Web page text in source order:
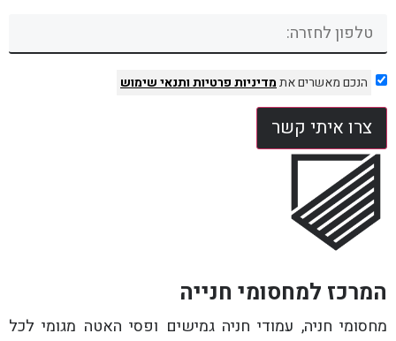
הנכם מאשרים אתמדיניות פרטיותותנאי שימוש
צרו איתי קשר
המרכז למחסומי חנייה
מחסומי חניה, עמודי חניה גמישים ופסי האטה מגומי לכל